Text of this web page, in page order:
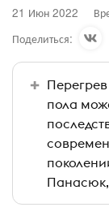
21 Июн 2022
Поделиться:
пола